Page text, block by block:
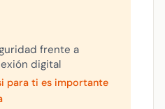
frente a
digital
para ti es importante